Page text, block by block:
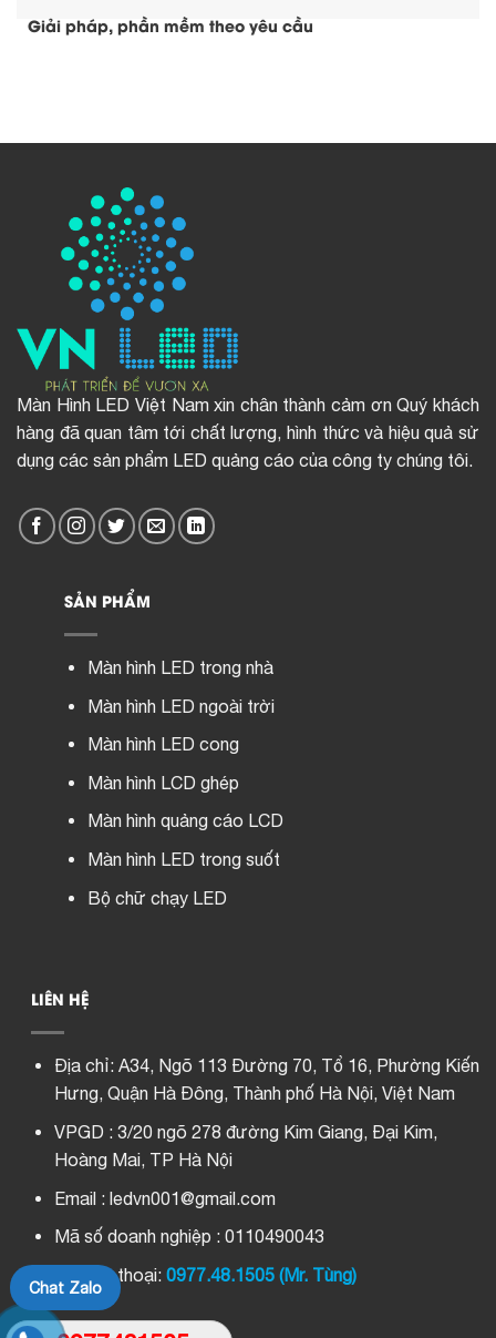
Giải pháp, phần mềm theo yêu cầu
Màn Hình LED Việt Nam xin chân thành cảm ơn Quý khách
hàng đã quan tâm tới chất lượng, hình thức và hiệu quả sử
dụng các sản phẩm LED quảng cáo của công ty chúng tôi.
SẢN PHẨM
Màn hình LED trong nhà
Màn hình LED ngoài trời
Màn hình LED cong
Màn hình LCD ghép
Màn hình quảng cáo LCD
Màn hình LED trong suốt
Bộ chữ chạy LED
LIÊN HỆ
Địa chỉ: A34, Ngõ 113 Đường 70, Tổ 16, Phường Kiến
Hưng, Quận Hà Đông, Thành phố Hà Nội, Việt Nam
VPGD : 3/20 ngõ 278 đường Kim Giang, Đại Kim,
Hoàng Mai, TP Hà Nội
Email : ledvn001@gmail.com
Mã số doanh nghiệp : 0110490043
Số điện thoại: 0977.48.1505 (Mr. Tùng)
Chat Zalo